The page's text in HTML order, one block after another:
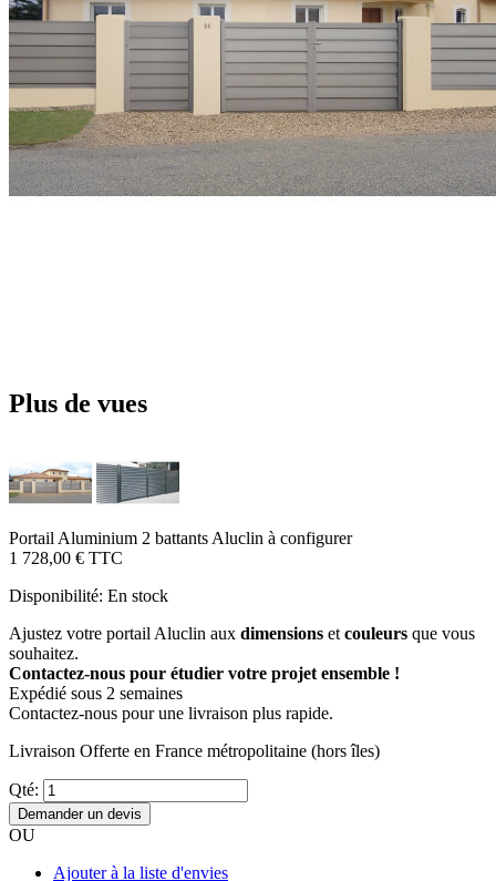
Plus de vues
Portail Aluminium 2 battants Aluclin à configurer
1 728,00 € TTC
Disponibilité: En stock
Ajustez votre portail Aluclin aux dimensions et couleurs que vous
souhaitez.
Contactez-nous pour étudier votre projet ensemble !
Expédié sous 2 semaines
Contactez-nous pour une livraison plus rapide.
Livraison Offerte en France métropolitaine (hors îles)
Qté:
Demander un devis
OU
Ajouter à la liste d'envies